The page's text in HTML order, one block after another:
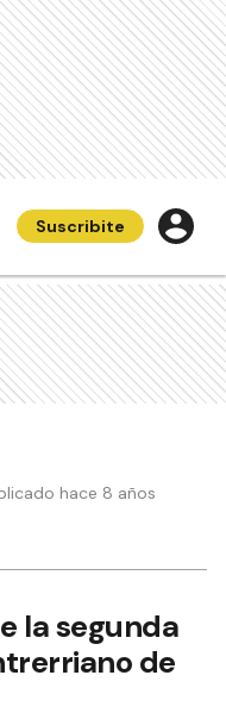
Suscribite
hace 8 años
la segunda
de